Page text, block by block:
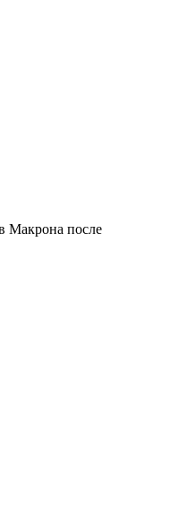
Макрона после